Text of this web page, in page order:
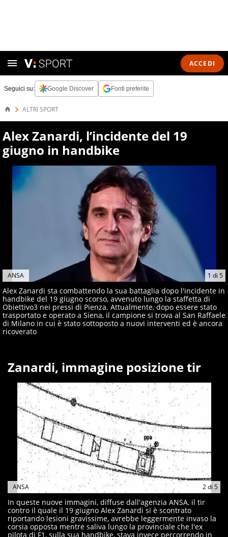
ACCEDI
Seguici su: Google Discover Fonti preferite
ALTRI SPORT
Alex Zanardi, l’incidente del 19
giugno in handbike
1 di 5
ANSA
Alex Zanardi sta combattendo la sua battaglia dopo l'incidente in
handbike del 19 giugno scorso, avvenuto lungo la staffetta di
Obiettivo3 nei pressi di Pienza. Attualmente, dopo essere stato
trasportato e operato a Siena, il campione si trova al San Raffaele
di Milano in cui è stato sottoposto a nuovi interventi ed è ancora
ricoverato
Zanardi, immagine posizione tir
2di 5
ANSA
In queste nuove immagini, diffuse dall'agenzia ANSA, il tir
contro il quale il 19 giugno Alex Zanardi si è scontrato
riportando lesioni gravissime, avrebbe leggermente invaso la
corsia opposta mentre saliva lungo la provinciale che l'ex
pilota di F1, sulla sua handbike, stava invece percorrendo in